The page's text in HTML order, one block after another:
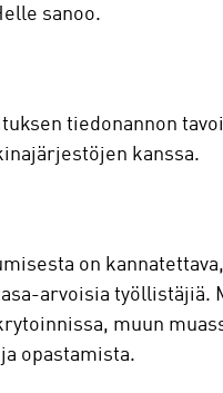
sanoo.
tiedonannon
kanssa.
on
arvoisia
muun
opastamista.